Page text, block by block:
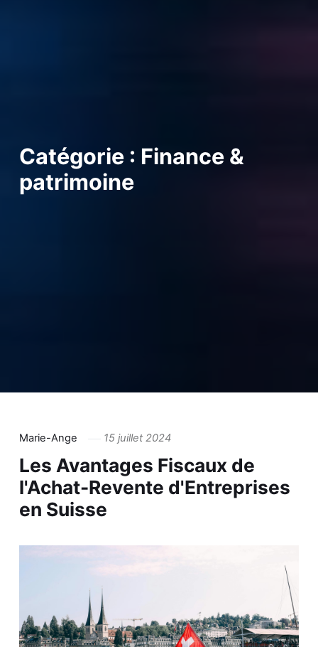
Catégorie : Finance &
patrimoine
Marie-Ange 15 juillet 2024
Les Avantages Fiscaux de
l'Achat-Revente d'Entreprises
en Suisse